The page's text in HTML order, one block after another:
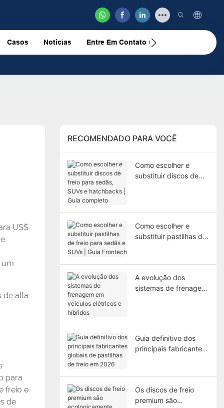
Casos Notícias Entre Em Contato Conosco
US$
um
de alta
para
freio e
de
RECOMENDADO PARA VOCÊ
Como escolher e
substituir discos de
Como escolher e
substituir pastilhas de
A evolução dos
sistemas de frenagem
Guia definitivo dos
principais fabricantes
Os discos de freio
premium são